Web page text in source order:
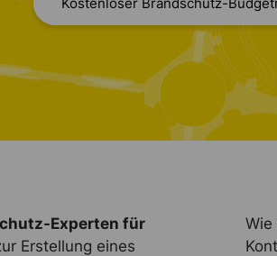
Experten für
Erstellung eines
Wie